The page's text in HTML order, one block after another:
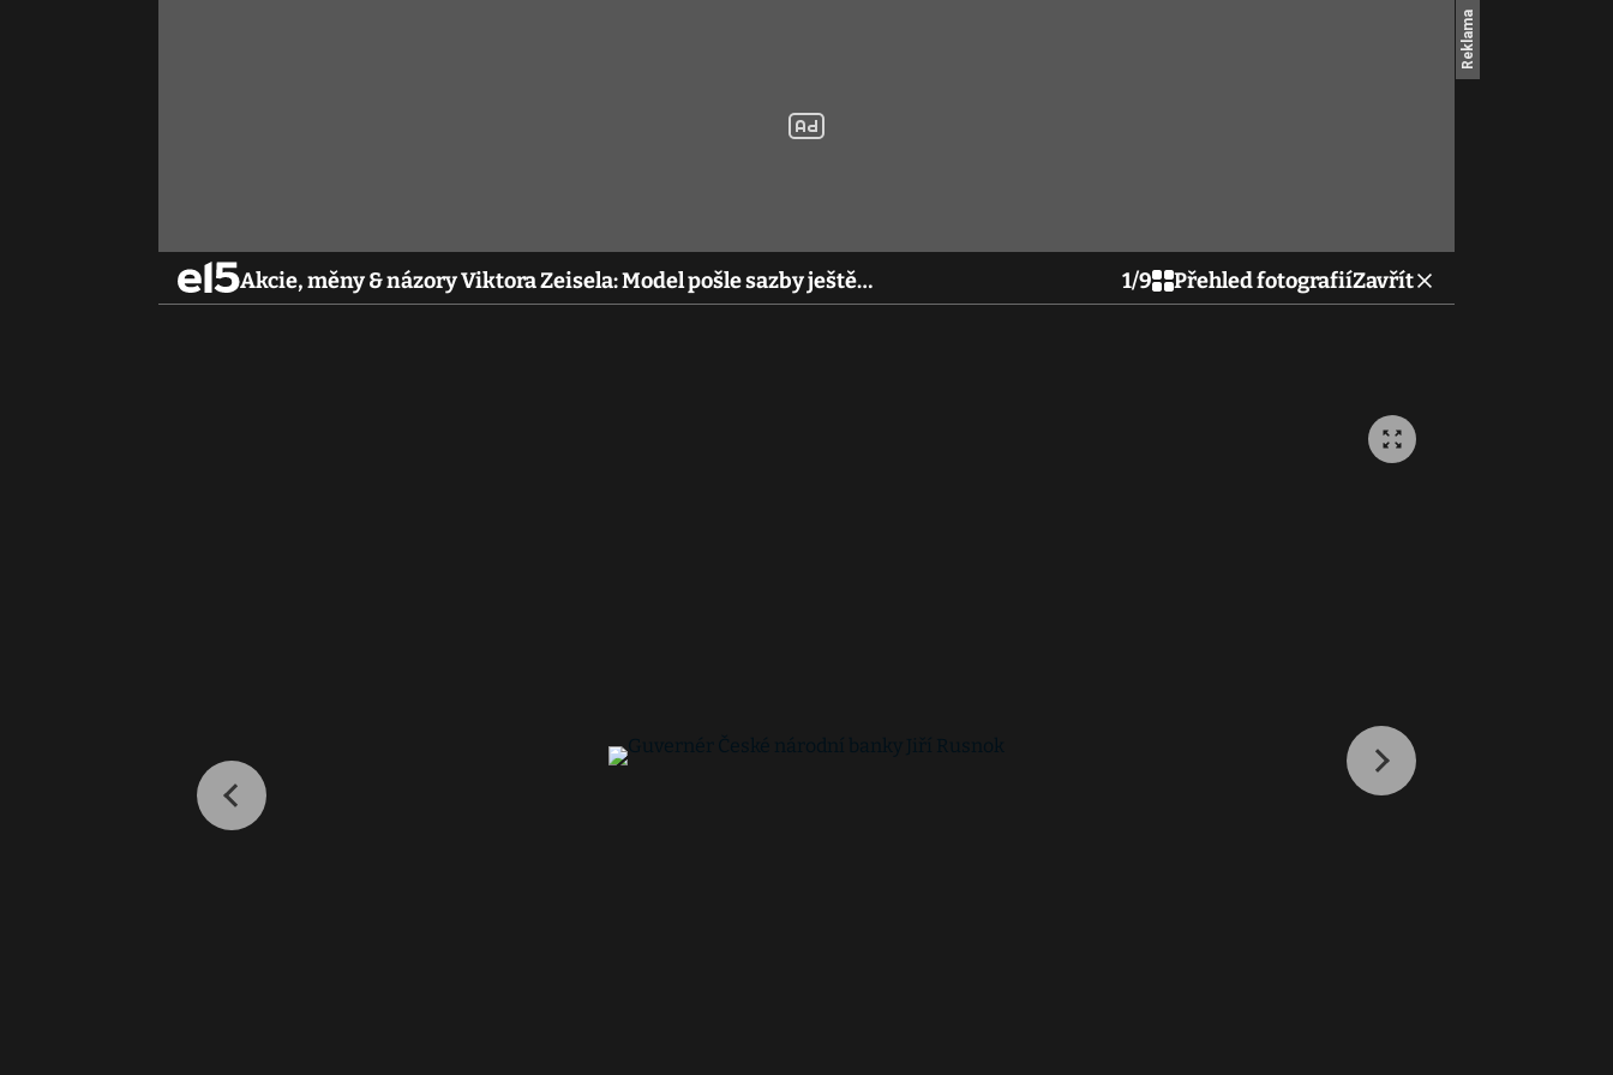
Akcie, měny & názory Viktora Zeisela: Model pošle sazby ještě… 1/9 Přehled fotografiíZavřít